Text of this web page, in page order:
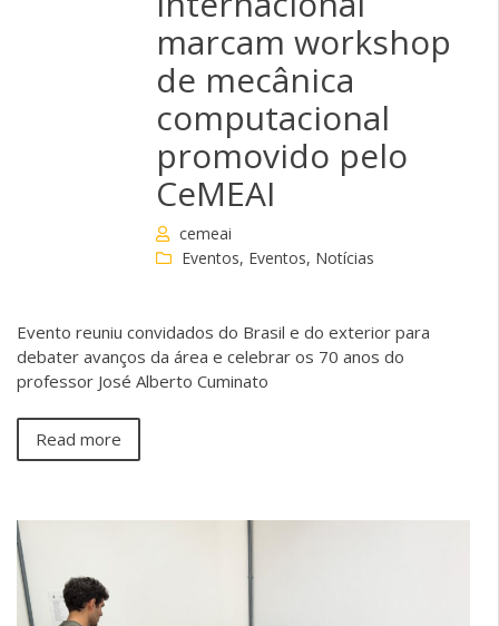
marcam workshop
de mecânica
computacional
promovido pelo
CeMEAI
cemeai
Eventos, Eventos, Notícias
Evento reuniu convidados do Brasil e do exterior para
debater avanços da área e celebrar os 70 anos do
professor José Alberto Cuminato
Read more